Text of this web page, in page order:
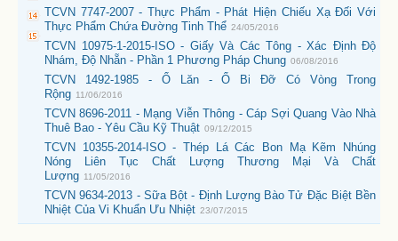
TCVN 7747-2007 - Thực Phẩm - Phát Hiện Chiếu Xạ Đối Với
Thực Phẩm Chứa Đường Tinh Thể 24/05/2016
TCVN 10975-1-2015-ISO - Giấy Và Các Tông - Xác Định Độ
Nhám, Độ Nhẵn - Phần 1 Phương Pháp Chung 06/08/2016
TCVN 1492-1985 - Ổ Lăn - Ổ Bi Đỡ Có Vòng Trong
Rộng 11/06/2016
TCVN 8696-2011 - Mạng Viễn Thông - Cáp Sợi Quang Vào Nhà
Thuê Bao - Yêu Cầu Kỹ Thuật 09/12/2015
TCVN 10355-2014-ISO - Thép Lá Các Bon Mạ Kẽm Nhúng
Nóng Liên Tục Chất Lượng Thương Mại Và Chất
Lượng 11/05/2016
TCVN 9634-2013 - Sữa Bột - Định Lượng Bào Tử Đặc Biệt Bền
Nhiệt Của Vi Khuẩn Ưu Nhiệt 23/07/2015